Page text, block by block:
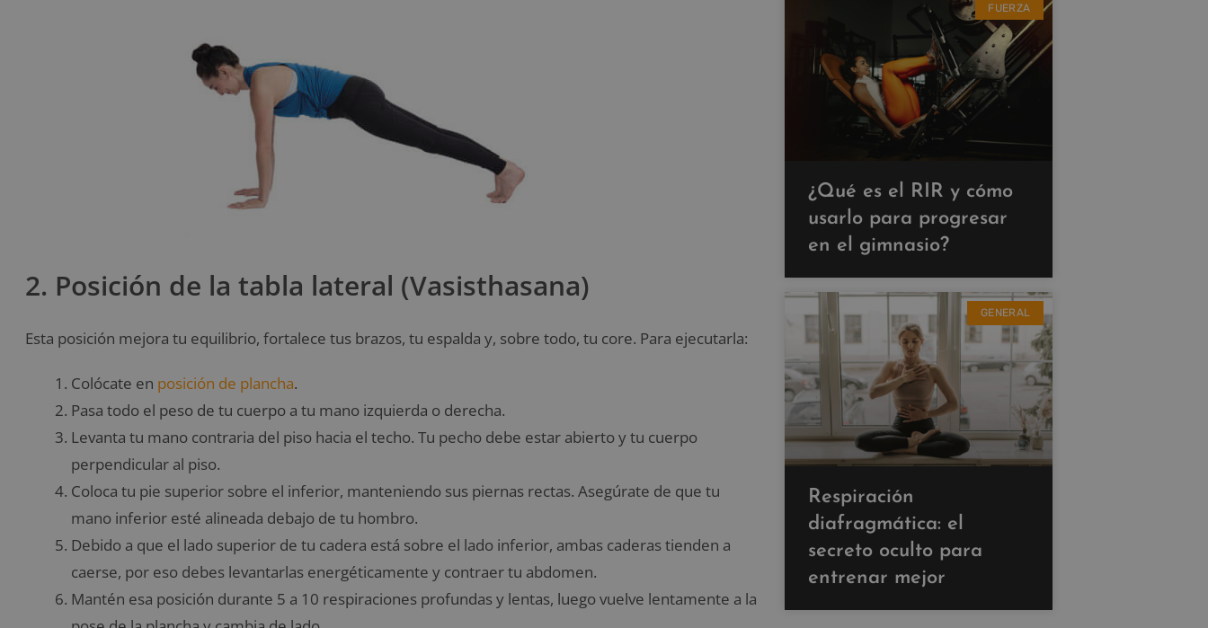
2. Posición de la tabla lateral (Vasisthasana)
Esta posición mejora tu equilibrio, fortalece tus brazos, tu espalda y, sobre todo, tu core. Para ejecutarla:
Colócate en posición de plancha.
Pasa todo el peso de tu cuerpo a tu mano izquierda o derecha.
Levanta tu mano contraria del piso hacia el techo. Tu pecho debe estar abierto y tu cuerpo
perpendicular al piso.
Coloca tu pie superior sobre el inferior, manteniendo sus piernas rectas. Asegúrate de que tu
mano inferior esté alineada debajo de tu hombro.
Debido a que el lado superior de tu cadera está sobre el lado inferior, ambas caderas tienden a
caerse, por eso debes levantarlas energéticamente y contraer tu abdomen.
Mantén esa posición durante 5 a 10 respiraciones profundas y lentas, luego vuelve lentamente a la
FUERZA
¿Qué es el RIR y cómo
usarlo para progresar
en el gimnasio?
GENERAL
Respiración
diafragmática: el
secreto oculto para
entrenar mejor